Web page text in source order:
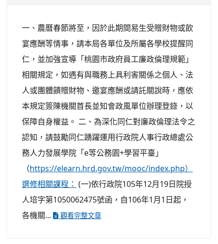
一、農曆春節將至，因於此期間易生受贈財物或飲
宴應酬等情事，請本局各單位及所屬各學校提醒同
仁，並加強宣導「桃園市政府員工廉政倫理規範」
相關規定，如遇有與職務上具利害關係之個人、法
人或團體饋贈財物、邀宴應酬或請託關說時，應依
本規定簽陳機關首長並知會政風單位辦理登錄，以
保障自身權益。 二、為深化同仁對廉政倫理法令之
認知，請鼓勵同仁踴躍運用行政院人事行政總處公
務人力發展學院「e等公務園+學習平臺」
（https://elearn.hrd.gov.tw/mooc/index.php）
選修相關課程： (一)依行政院105年12月19日院授
人培字第1050062475號函，自106年1月1日起，
各機關...
觀看完整文章